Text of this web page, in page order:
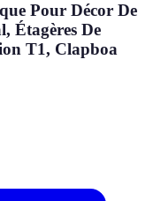
Pour Décor De
Étagères De
T1, Clapboa